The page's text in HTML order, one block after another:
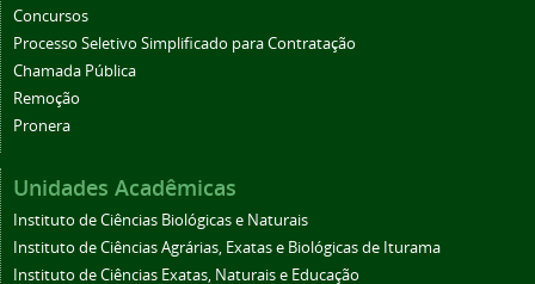
Concursos
Processo Seletivo Simplificado para Contratação
Chamada Pública
Remoção
Pronera
Unidades Acadêmicas
Instituto de Ciências Biológicas e Naturais
Instituto de Ciências Agrárias, Exatas e Biológicas de Iturama
Instituto de Ciências Exatas, Naturais e Educação